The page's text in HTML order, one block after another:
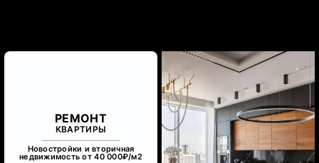
РЕМОНТ
КВАРТИРЫ
Новостройки и вторичная
недвижимость от 40 000₽/м2